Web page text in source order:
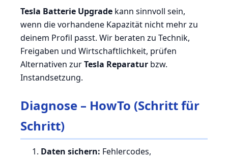
Tesla Batterie Upgrade kann sinnvoll sein,
wenn die vorhandene Kapazität nicht mehr zu
deinem Profil passt. Wir beraten zu Technik,
Freigaben und Wirtschaftlichkeit, prüfen
Alternativen zurTesla Reparatur bzw.
Instandsetzung.
Diagnose – HowTo (Schritt für
Schritt)
Daten sichern: Fehlercodes,